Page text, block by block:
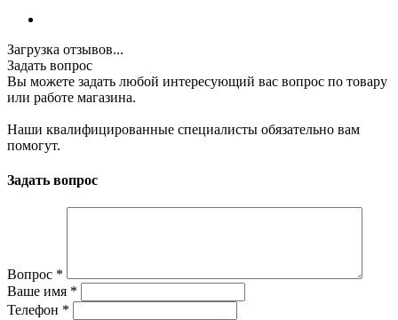
Загрузка отзывов...
Задать вопрос
Вы можете задать любой интересующий вас вопрос по товару
или работе магазина.
Наши квалифицированные специалисты обязательно вам
помогут.
Задать вопрос
Вопрос *
Ваше имя *
Телефон *